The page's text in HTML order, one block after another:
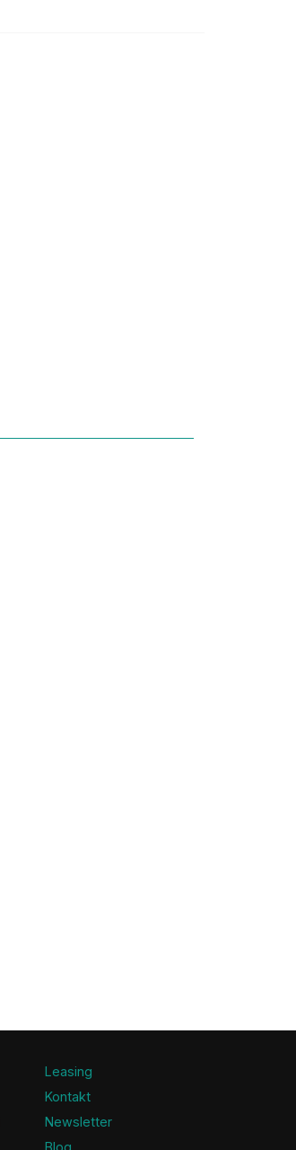
Leasing
Kontakt
Newsletter
Blog